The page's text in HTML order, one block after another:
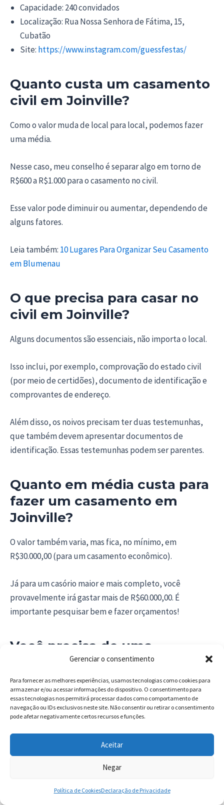
Gerenciar o consentimento
Para fornecer as melhores experiências, usamos tecnologias como cookies para
armazenar e/ou acessar informações do dispositivo. O consentimento para
essas tecnologias nos permitirá processar dados como comportamento de
navegação ou IDs exclusivos neste site. Não consentir ou retirar o consentimento
pode afetar negativamente certos recursos e funções.
Aceitar
Negar
Política de CookiesDeclaração de Privacidade
Capacidade: 240 convidados
Localização: Rua Nossa Senhora de Fátima, 15,
Cubatão
Site: https://www.instagram.com/guessfestas/
Quanto custa um casamento
civil em Joinville?
Como o valor muda de local para local, podemos fazer
uma média.
Nesse caso, meu conselho é separar algo em torno de
R$600 a R$1.000 para o casamento no civil.
Esse valor pode diminuir ou aumentar, dependendo de
alguns fatores.
Leia também: 10 Lugares Para Organizar Seu Casamento
em Blumenau
O que precisa para casar no
civil em Joinville?
Alguns documentos são essenciais, não importa o local.
Isso inclui, por exemplo, comprovação do estado civil
(por meio de certidões), documento de identificação e
comprovantes de endereço.
Além disso, os noivos precisam ter duas testemunhas,
que também devem apresentar documentos de
identificação. Essas testemunhas podem ser parentes.
Quanto em média custa para
fazer um casamento em
Joinville?
O valor também varia, mas fica, no mínimo, em
R$30.000,00 (para um casamento econômico).
Já para um casório maior e mais completo, você
provavelmente irá gastar mais de R$60.000,00. É
importante pesquisar bem e fazer orçamentos!
Você precisa de uma
cerimonialista de casamento
em Joinville?
Está planejando seu casamento em Joinville e
procurando uma cerimonialista para garantir que tudo
saia perfeito?
Eu sou a Elly Cândido, especialista em assessoria e
cerimonial de casamentos, e estou pronta para te ajudar
a organizar cada detalhe com todo o cuidado que seu